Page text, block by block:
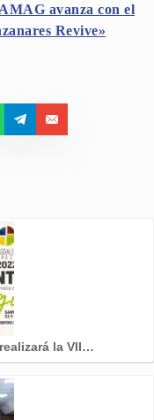
avanza con el
Revive»
la VII…